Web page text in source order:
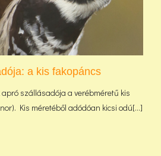
a kis fakopáncs
szállásadója a verébméretű kis
Kis méretéből adódóan kicsi odú[...]